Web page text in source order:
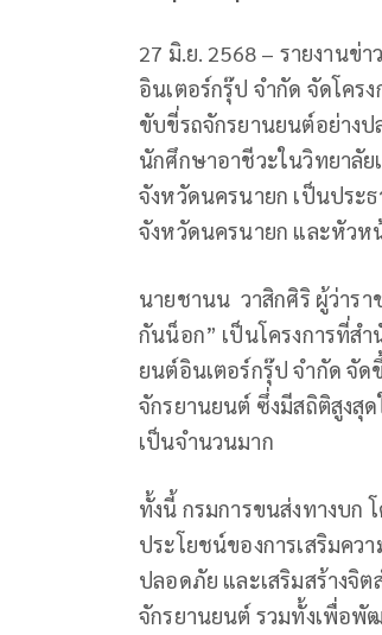
27 มิ.ย. 2568 – รายงานข่
อินเตอร์กรุ๊ป จำกัด จัดโคร
ขับขี่รถจักรยานยนต์อย่าง
นักศึกษาอาชีวะในวิทยาลัย
จังหวัดนครนายก เป็นประธ
จังหวัดนครนายก และหัวห
นายชานน วาสิกศิริ ผู้ว่ารา
กันน็อก” เป็นโครงการที่ส
ยนต์อินเตอร์กรุ๊ป จำกัด จัด
จักรยานยนต์ ซึ่งมีสถิติสูงสุ
เป็นจำนวนมาก
ทั้งนี้ กรมการขนส่งทางบก
ประโยชน์ของการเสริมคว
ปลอดภัย และเสริมสร้างจิ
จักรยานยนต์ รวมทั้งเพื่อ